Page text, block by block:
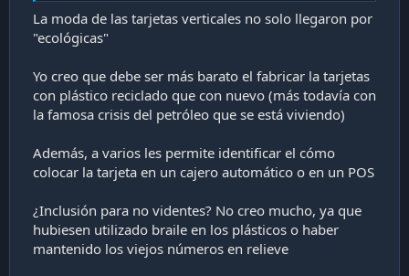
La moda de las tarjetas verticales no solo llegaron por
"ecológicas"
Yo creo que debe ser más barato el fabricar la tarjetas
con plástico reciclado que con nuevo (más todavía con
la famosa crisis del petróleo que se está viviendo)
Además, a varios les permite identificar el cómo
colocar la tarjeta en un cajero automático o en un POS
¿Inclusión para no videntes? No creo mucho, ya que
hubiesen utilizado braile en los plásticos o haber
mantenido los viejos números en relieve